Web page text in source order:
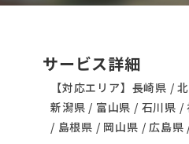
サービス詳細
【対応エリア】長崎県 /
新潟県 / 富山県 / 石川県
/ 島根県 / 岡山県 / 広島